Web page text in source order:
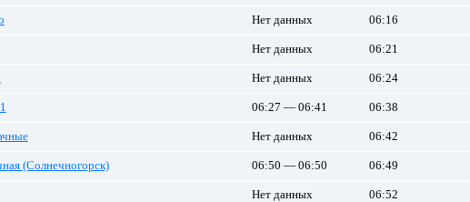
Нет данных 06:16
Нет данных 06:21
Нет данных 06:24
06:27 — 06:41 06:38
Нет данных 06:42
(Солнечногорск) 06:50 — 06:50 06:49
Нет данных 06:52